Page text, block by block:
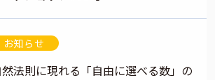
お知らせ
然法則に現れる「自由に選べる数」の